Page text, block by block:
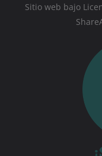
Sitio web bajo